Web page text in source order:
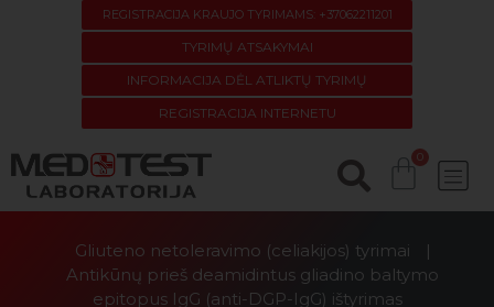
REGISTRACIJA KRAUJO TYRIMAMS: +37062211201
TYRIMŲ ATSAKYMAI
INFORMACIJA DĖL ATLIKTŲ TYRIMŲ
REGISTRACIJA INTERNETU
Gliuteno netoleravimo (celiakijos) tyrimai
|
Antikūnų prieš deamidintus gliadino baltymo
epitopus IgG (anti-DGP-IgG) ištyrimas